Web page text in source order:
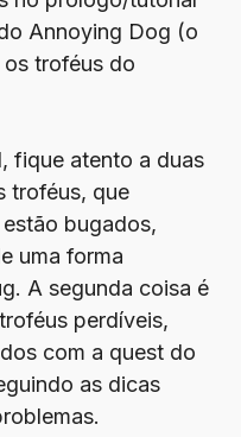
Annoying Dog (o
troféus do
fique atento a duas
troféus, que
bugados,
uma forma
A segunda coisa é
perdíveis,
com a quest do
as dicas